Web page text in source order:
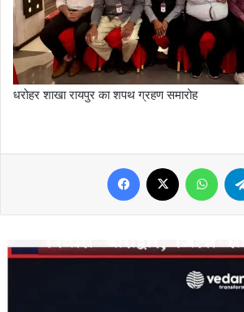
धरोहर शाखा रायपुर का शपथ ग्रहण समारोह
Facebook